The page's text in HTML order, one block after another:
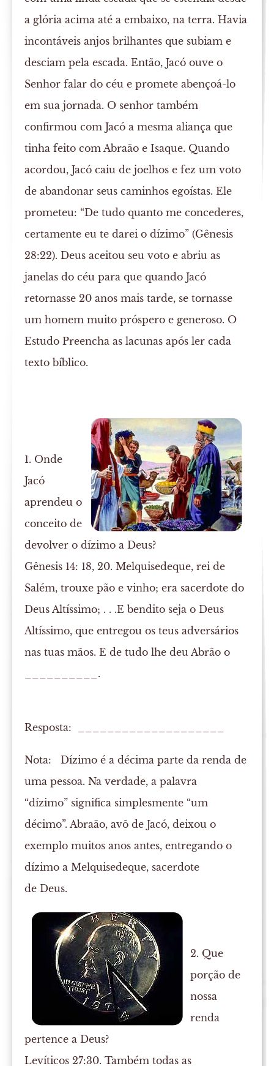
a glória acima até a embaixo, na terra. Havia
incontáveis anjos brilhantes que subiam e
desciam pela escada. Então, Jacó ouve o
Senhor falar do céu e promete abençoá-lo
em sua jornada. O senhor também
confirmou com Jacó a mesma aliança que
tinha feito com Abraão e Isaque. Quando
acordou, Jacó caiu de joelhos e fez um voto
de abandonar seus caminhos egoístas. Ele
prometeu: “De tudo quanto me concederes,
certamente eu te darei o dízimo” (Gênesis
28:22). Deus aceitou seu voto e abriu as
janelas do céu para que quando Jacó
retornasse 20 anos mais tarde, se tornasse
um homem muito próspero e generoso. O
Estudo Preencha as lacunas após ler cada
texto bíblico.
1. Onde
Jacó
aprendeu o
conceito de
devolver o dízimo a Deus?
Gênesis 14: 18, 20. Melquisedeque, rei de
Salém, trouxe pão e vinho; era sacerdote do
Deus Altíssimo; . . .E bendito seja o Deus
Altíssimo, que entregou os teus adversários
nas tuas mãos. E de tudo lhe deu Abrão o
__________.
Resposta: ____________________
Nota: Dízimo é a décima parte da renda de
uma pessoa. Na verdade, a palavra
“dízimo” significa simplesmente “um
décimo”. Abraão, avô de Jacó, deixou o
exemplo muitos anos antes, entregando o
dízimo a Melquisedeque, sacerdote
de Deus.
2. Que
porção de
nossa
renda
pertence a Deus?
Levíticos 27:30. Também todas as